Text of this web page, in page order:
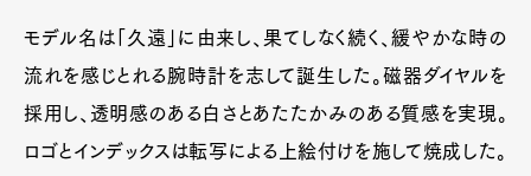
モデル名は「久遠」に由来し、果てしなく続く、緩やかな時の
流れを感じとれる腕時計を志して誕生した。磁器ダイヤルを
採用し、透明感のある白さとあたたかみのある質感を実現。
ロゴとインデックスは転写による上絵付けを施して焼成した。